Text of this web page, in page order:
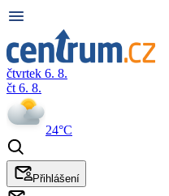
čtvrtek 6. 8.
čt 6. 8.
24°C
Přihlášení